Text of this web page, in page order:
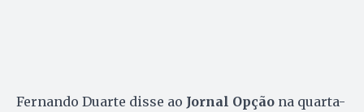
Fernando Duarte disse ao Jornal Opção na quarta-